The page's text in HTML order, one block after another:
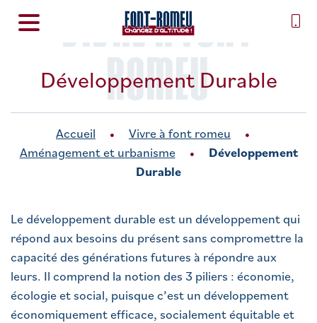
VIVRE À FONT
ROMEU
Développement Durable
Accueil
Vivre à font romeu
Aménagement et urbanisme
Développement
Durable
Le développement durable est un développement qui
répond aux besoins du présent sans compromettre la
capacité des générations futures à répondre aux
leurs. Il comprend la notion des 3 piliers : économie,
écologie et social, puisque c’est un développement
économiquement efficace, socialement équitable et